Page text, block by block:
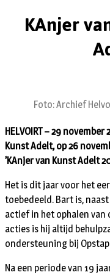
KAnjer
Foto: Archief
HELVOIRT – 29
Kunst Adelt, op 26
’KAnjer van Kunst Adelt
Het is dit jaar voor het
toebedeeld. Bart is,
actief in het ophalen van
acties is hij altijd
ondersteuning bij
Na een periode van 19